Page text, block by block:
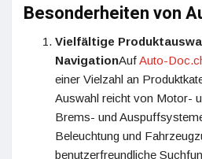
Besonderheiten von
Vielfältige
NavigationAufAuto-
einer Vielzahl an
Auswahl reicht von Motor-
Brems- und
Beleuchtung und
benutzerfreundliche